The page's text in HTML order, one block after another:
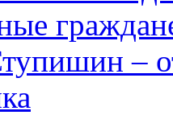
–